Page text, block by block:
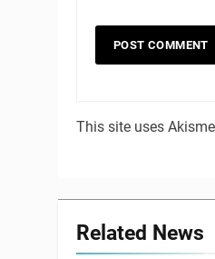
This site uses
Related News